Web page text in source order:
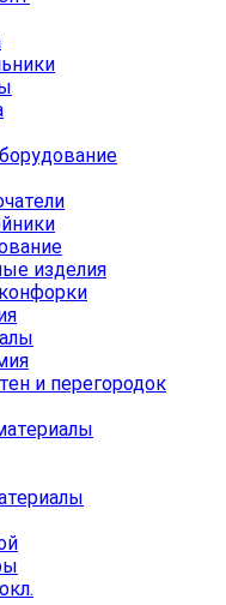
изделия
и перегородок